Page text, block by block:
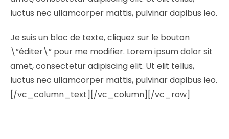
luctus nec ullamcorper mattis, pulvinar dapibus leo.
Je suis un bloc de texte, cliquez sur le bouton
\”éditer\” pour me modifier. Lorem ipsum dolor sit
amet, consectetur adipiscing elit. Ut elit tellus,
luctus nec ullamcorper mattis, pulvinar dapibus leo.
[/vc_column_text][/vc_column][/vc_row]